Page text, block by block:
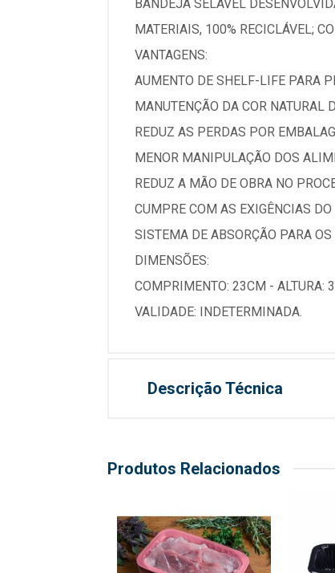
BANDEJA SELÁVEL
MATERIAIS, 100% RECICLÁVEL;
VANTAGENS:
AUMENTO DE SHELF-LIFE PARA
MANUTENÇÃO DA COR NATURAL
REDUZ AS PERDAS POR
MENOR MANIPULAÇÃO DOS
REDUZ A MÃO DE OBRA NO
CUMPRE COM AS EXIGÊNCIAS
SISTEMA DE ABSORÇÃO PARA
DIMENSÕES:
COMPRIMENTO: 23CM - ALTURA:
VALIDADE: INDETERMINADA.
Descrição Técnica
Produtos Relacionados